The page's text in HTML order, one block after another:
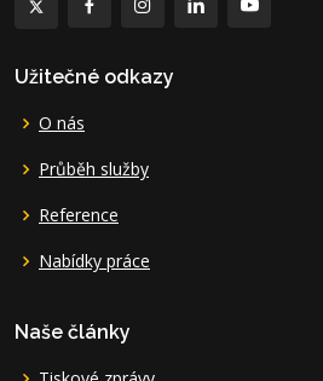
Užitečné odkazy
O nás
Průběh služby
Reference
Nabídky práce
Naše články